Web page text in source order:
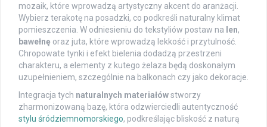
mozaik, które wprowadzą artystyczny akcent do aranżacji.
Wybierz terakotę na posadzki, co podkreśli naturalny klimat
pomieszczenia. W odniesieniu do tekstyliów postaw na len,
bawełnę oraz juta, które wprowadzą lekkość i przytulność.
Chropowate tynki i efekt bielenia dodadzą przestrzeni
charakteru, a elementy z kutego żelaza będą doskonałym
uzupełnieniem, szczególnie na balkonach czy jako dekoracje.
Integracja tych naturalnych materiałówstworzy
zharmonizowaną bazę, która odzwierciedli autentyczność
stylu śródziemnomorskiego, podkreślając bliskość z naturą